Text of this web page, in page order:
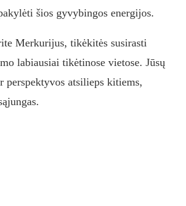
šios gyvybingos energijos.
Merkurijus, tikėkitės susirasti
labiausiai tikėtinose vietose. Jūsų
perspektyvos atsilieps kitiems,